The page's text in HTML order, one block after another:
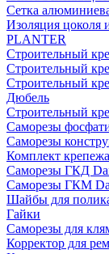
Сетка
Изоляция цоколя
PLANTER
Строительный
Строительный
Строительный
Дюбель
Строительный
Саморeзы
Саморезы
Комплект
Саморезы ГКД
Саморезы ГКМ
Шайбы для
Гайки
Саморезы для
Корректор для